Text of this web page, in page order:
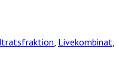
, Livekombinat,